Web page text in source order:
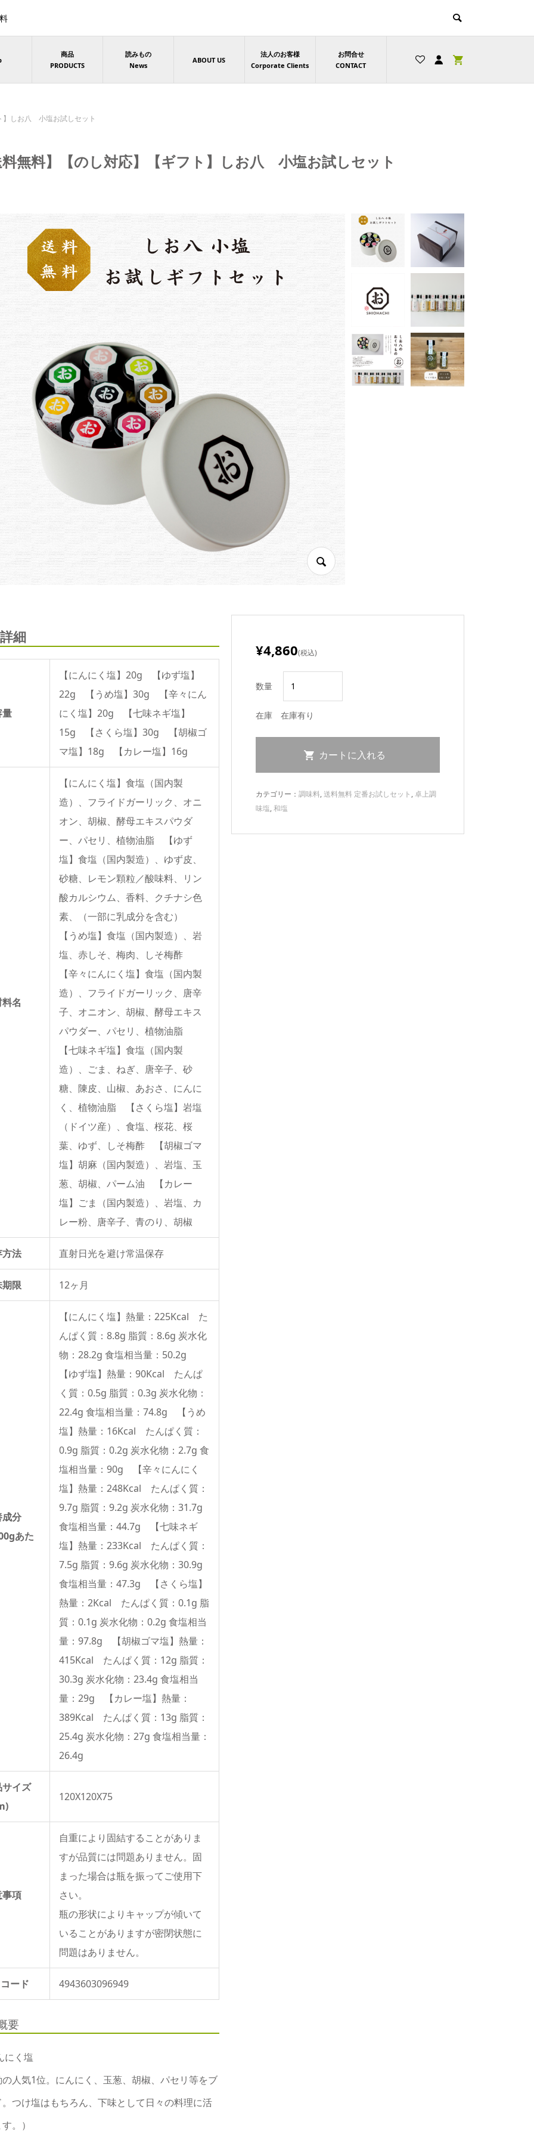
商品
PRODUCTS
読みもの
News
ABOUT US
法人のお客様
Corporate Clients
お問合せ
CONTACT
】しお八 小塩お試しセット
無料】【のし対応】【ギフト】しお八 小塩お試しセット
細
量
【にんにく塩】20g 【ゆず塩】
22g 【うめ塩】30g 【辛々にん
にく塩】20g 【七味ネギ塩】
15g 【さくら塩】30g 【胡椒ゴ
マ塩】18g 【カレー塩】16g
名
【にんにく塩】食塩（国内製
造）、フライドガーリック、オニ
オン、胡椒、酵母エキスパウダ
ー、パセリ、植物油脂 【ゆず
塩】食塩（国内製造）、ゆず皮、
砂糖、レモン顆粒／酸味料、リン
酸カルシウム、香料、クチナシ色
素、（一部に乳成分を含む）
【うめ塩】食塩（国内製造）、岩
塩、赤しそ、梅肉、しそ梅酢
【辛々にんにく塩】食塩（国内製
造）、フライドガーリック、唐辛
子、オニオン、胡椒、酵母エキス
パウダー、パセリ、植物油脂
【七味ネギ塩】食塩（国内製
造）、ごま、ねぎ、唐辛子、砂
糖、陳皮、山椒、あおさ、にんに
く、植物油脂 【さくら塩】岩塩
（ドイツ産）、食塩、桜花、桜
葉、ゆず、しそ梅酢 【胡椒ゴマ
塩】胡麻（国内製造）、岩塩、玉
葱、胡椒、パーム油 【カレー
塩】ごま（国内製造）、岩塩、カ
レー粉、唐辛子、青のり、胡椒
法 直射日光を避け常温保存
限 12ヶ月
分
あた
【にんにく塩】熱量：225Kcal た
んぱく質：8.8g 脂質：8.6g 炭水化
物：28.2g 食塩相当量：50.2g
【ゆず塩】熱量：90Kcal たんぱ
く質：0.5g 脂質：0.3g 炭水化物：
22.4g 食塩相当量：74.8g 【うめ
塩】熱量：16Kcal たんぱく質：
0.9g 脂質：0.2g 炭水化物：2.7g 食
塩相当量：90g 【辛々にんにく
塩】熱量：248Kcal たんぱく質：
9.7g 脂質：9.2g 炭水化物：31.7g
食塩相当量：44.7g 【七味ネギ
塩】熱量：233Kcal たんぱく質：
7.5g 脂質：9.6g 炭水化物：30.9g
食塩相当量：47.3g 【さくら塩】
熱量：2Kcal たんぱく質：0.1g 脂
質：0.1g 炭水化物：0.2g 食塩相当
量：97.8g 【胡椒ゴマ塩】熱量：
415Kcal たんぱく質：12g 脂質：
30.3g 炭水化物：23.4g 食塩相当
量：29g 【カレー塩】熱量：
389Kcal たんぱく質：13g 脂質：
25.4g 炭水化物：27g 食塩相当量：
26.4g
イズ
120X120X75
項
自重により固結することがありま
すが品質には問題ありません。固
まった場合は瓶を振ってご使用下
さい。
瓶の形状によりキャップが傾いて
いることがありますが密閉状態に
問題はありません。
ード 4943603096949
要
く塩
人気1位。にんにく、玉葱、胡椒、パセリ等をブ
つけ塩はもちろん、下味として日々の料理に活
。）
¥4,860(税込)
数量
在庫 在庫有り
カテゴリー：調味料, 送料無料 定番お試しセット ,卓上調
味塩,和塩